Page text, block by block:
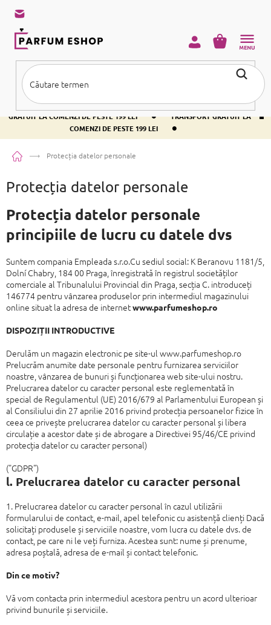
conținut
TRANSPORT GRATUIT LA COMENZI DE PESTE 199 LEI •
TRANSPORT
GRATUIT LA COMENZI DE PESTE 199 LEI
•
TRANSPORT GRATUIT LA
COMENZI DE PESTE 199 LEI
•
COŞ
Acasă Protecția datelor personale
Protecția datelor personale
Protecția datelor personale
principiile de lucru cu datele dvs
Suntem compania Empleada s.r.o.Cu sediul social: K Beranovu 1181/5,
Dolní Chabry, 184 00 Praga, înregistrată în registrul societăților
comerciale al Tribunalului Provincial din Praga, secția C. introduceți
146774 pentru vânzarea produselor prin intermediul magazinului
online situat la adresa de internetwww.parfumeshop.ro
DISPOZIȚII INTRODUCTIVE
Derulăm un magazin electronic pe site-ul www.parfumeshop.ro
Prelucrăm anumite date personale pentru furnizarea serviciilor
noastre, vânzarea de bunuri și funcționarea web site-ului nostru.
Prelucrarea datelor cu caracter personal este reglementată în
special de Regulamentul (UE) 2016/679 al Parlamentului European și
al Consiliuluidin 27 aprilie 2016 privind protecția persoanelor fizice în
ceea ce privește prelucrarea datelor cu caracter personal și libera
circulație a acestor date și de abrogare a Directivei 95/46/CE privind
protecția datelor cu caracter personal)
("GDPR")
l. Prelucrarea datelor cu caracter personal
1. Prelucrarea datelor cu caracter personal în cazul utilizării
formularului de contact, e-mail,apel telefonic cu asistență clienți Dacă
solicitați produsele și serviciile noastre, vom lucra cu datele dvs. de
contact, pe care ni le veți furniza. Acestea sunt: nume și prenume,
adresa poștală, adresa de e-mail și contacttelefonic.
Din ce motiv?
Vă vom contacta prin intermediul acestora pentru un acord ulterioar
privind bunurile și serviciile.